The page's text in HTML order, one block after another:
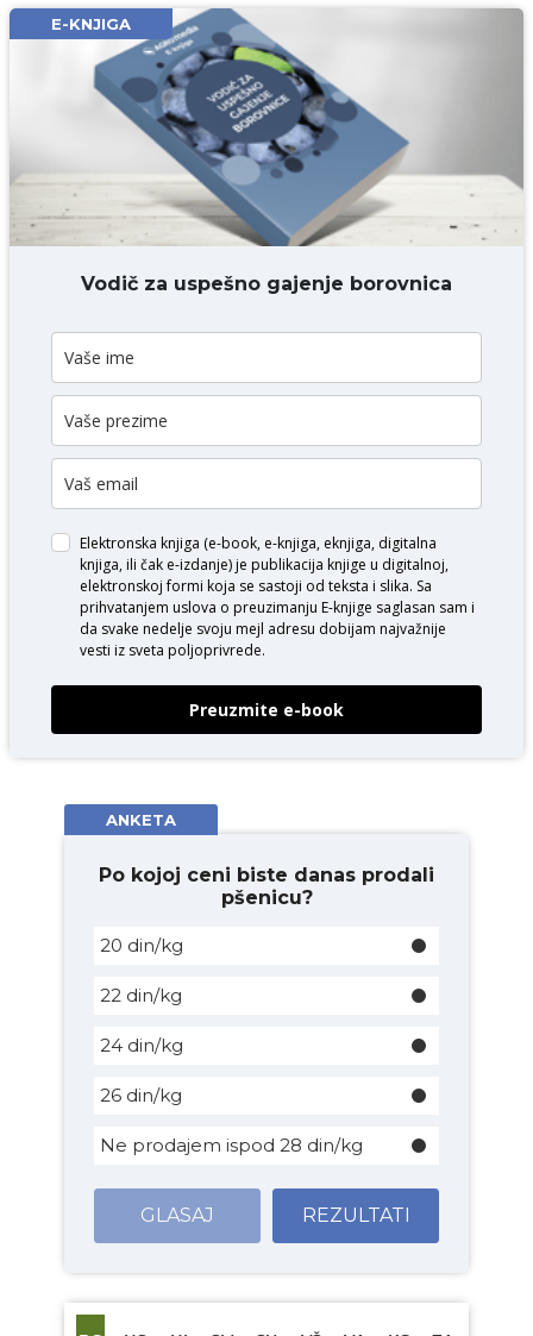
Email* obavezno
Komentar* obavezno
DODAJ KOMENTAR
E-KNJIGA
Vodič za uspešno gajenje borovnica
Elektronska knjiga (e-book, e-knjiga, eknjiga, digitalna
knjiga, ili čak e-izdanje) je publikacija knjige u digitalnoj,
elektronskoj formi koja se sastoji od teksta i slika. Sa
prihvatanjem uslova o preuzimanju E-knjige saglasan sam i
da svake nedelje svoju mejl adresu dobijam najvažnije
vesti iz sveta poljoprivrede.
Preuzmite e-book
ANKETA
Po kojoj ceni biste danas prodali
pšenicu?
20 din/kg
22 din/kg
24 din/kg
26 din/kg
Ne prodajem ispod 28 din/kg
GLASAJ REZULTATI